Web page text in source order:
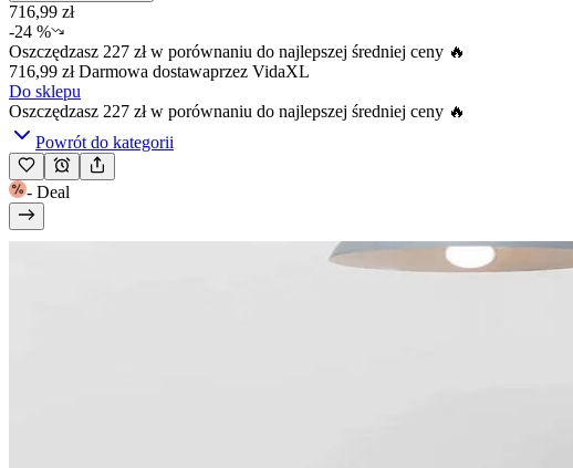
716,99 zł
-24 %
Oszczędzasz 227 złw porównaniu do najlepszej średniej ceny 🔥
716,99 złDarmowa dostawaprzez VidaXL
Do sklepu
Oszczędzasz 227 złw porównaniu do najlepszej średniej ceny 🔥
Powrót do kategorii
- Deal